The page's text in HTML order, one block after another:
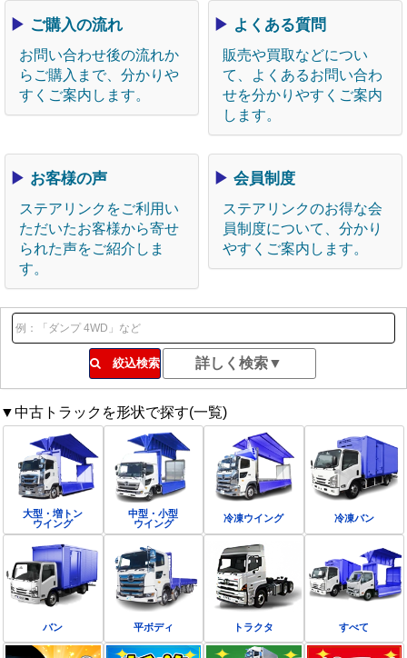
▶ ご購入の流れ
お問い合わせ後の流れか
らご購入まで、分かりや
すくご案内します。
▶ よくある質問
販売や買取などについ
て、よくあるお問い合わ
せを分かりやすくご案内
します。
▶ お客様の声
ステアリンクをご利用い
ただいたお客様から寄せ
られた声をご紹介しま
す。
▶ 会員制度
ステアリンクのお得な会
員制度について、分かり
やすくご案内します。
絞込検索
▼中古トラックを形状で探す(一覧)
大型・増トン
ウイング
中型・小型
ウイング
冷凍ウイング 冷凍バン
バン 平ボディ トラクタ すべて